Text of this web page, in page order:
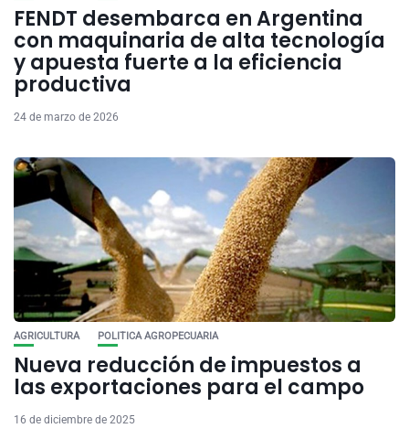
FENDT desembarca en Argentina
con maquinaria de alta tecnología
y apuesta fuerte a la eficiencia
productiva
24 de marzo de 2026
AGRICULTURA POLITICA AGROPECUARIA
Nueva reducción de impuestos a
las exportaciones para el campo
16 de diciembre de 2025